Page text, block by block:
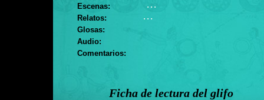
Escenas:
. . .
Relatos:
. . .
Glosas:
Audio:
Comentarios:
Ficha de lectura del glifo